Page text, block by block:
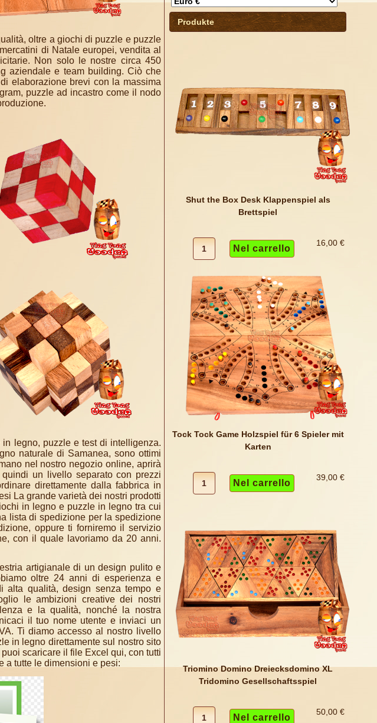
oltre a giochi di puzzle e puzzle
di Natale europei, vendita al
Non solo le nostre circa 450
aziendale e team building. Ciò che
elaborazione brevi con la massima
puzzle ad incastro come il nodo
legno, puzzle e test di intelligenza.
naturale di Samanea, sono ottimi
nel nostro negozio online, aprirà
un livello separato con prezzi
direttamente dalla fabbrica in
La grande varietà dei nostri prodotti
in legno e puzzle in legno tra cui
lista di spedizione per la spedizione
oppure ti forniremo il servizio
con il quale lavoriamo da 20 anni.
artigianale di un design pulito e
oltre 24 anni di esperienza e
alta qualità, design senza tempo e
le ambizioni creative dei nostri
e la qualità, nonché la nostra
il tuo nome utente e inviaci un
Ti diamo accesso al nostro livello
in legno direttamente sul nostro sito
scaricare il file Excel qui, con tutti
a tutte le dimensioni e pesi:
Produkte
Shut the Box Desk Klappenspiel als
Brettspiel
16,00 €
Tock Tock Game Holzspiel für 6 Spieler mit
Karten
39,00 €
Triomino Domino Dreiecksdomino XL
Tridomino Gesellschaftsspiel
50,00 €